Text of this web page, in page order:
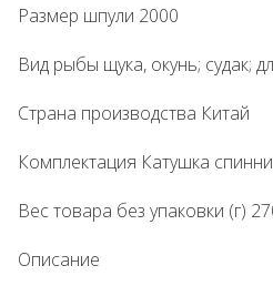
Размер шпули 2000
Вид рыбы щука, окунь; судак;
Страна производства Китай
Комплектация Катушка
Вес товара без упаковки (г)
Описание